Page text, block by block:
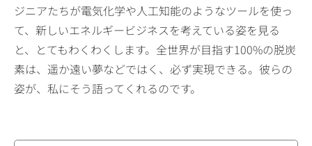
ジニアたちが電気化学や人工知能のようなツールを使っ
て、新しいエネルギービジネスを考えている姿を見る
と、とてもわくわくします。全世界が目指す100%の脱炭
素は、遥か遠い夢などではく、必ず実現できる。彼らの
姿が、私にそう語ってくれるのです。